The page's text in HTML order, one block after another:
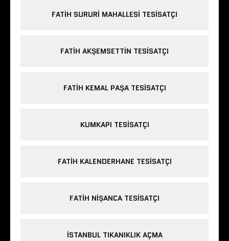
FATIH SURURI MAHALLESI TESISATÇI
FATIH AKŞEMSETTIN TESISATÇI
FATIH KEMAL PAŞA TESISATÇI
KUMKAPI TESISATÇI
FATIH KALENDERHANE TESISATÇI
FATIH NIŞANCA TESISATÇI
ISTANBUL TIKANIKLIK AÇMA